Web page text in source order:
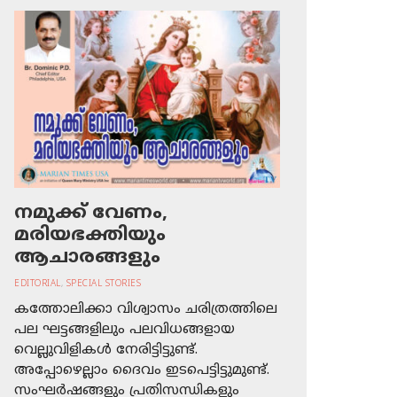
നമുക്ക് വേണം,
മരിയഭക്തിയും
ആചാരങ്ങളും
EDITORIAL, SPECIAL STORIES
കത്തോലിക്കാ വിശ്വാസം ചരിത്രത്തിലെ
പല ഘട്ടങ്ങളിലും പലവിധങ്ങളായ
വെല്ലുവിളികള്‍ നേരിട്ടിട്ടുണ്ട്.
അപ്പോഴെല്ലാം ദൈവം ഇടപെട്ടിട്ടുമുണ്ട്.
സംഘര്‍ഷങ്ങളും പ്രതിസന്ധികളും